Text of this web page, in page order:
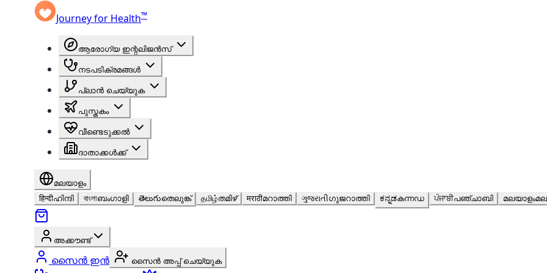
Journey for Health™
ആരോഗ്യ ഇന്റലിജൻസ്
നടപടിക്രമങ്ങൾ
പ്ലാൻ ചെയ്യുക
പുസ്തകം
വീണ്ടെടുക്കൽ
ദാതാക്കൾക്ക്
മലയാളം
हिन्दीഹിന്ദി বাংলাബംഗാളി తెలుగుതെലുങ്ക് தமிழ்തമിഴ് मराठीമറാത്തി ગુજરાતીഗുജറാത്തി ಕನ್ನಡകന്നഡ ਪੰਜਾਬੀപഞ്ചാബി മലയാളം
അക്കൗണ്ട്
സൈൻ ഇൻ സൈൻ അപ്പ് ചെയ്യുക